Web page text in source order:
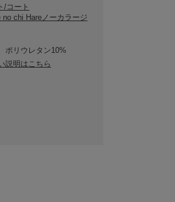
/コート
no chi Hareノーカラージ
ポリウレタン10%
説明はこちら